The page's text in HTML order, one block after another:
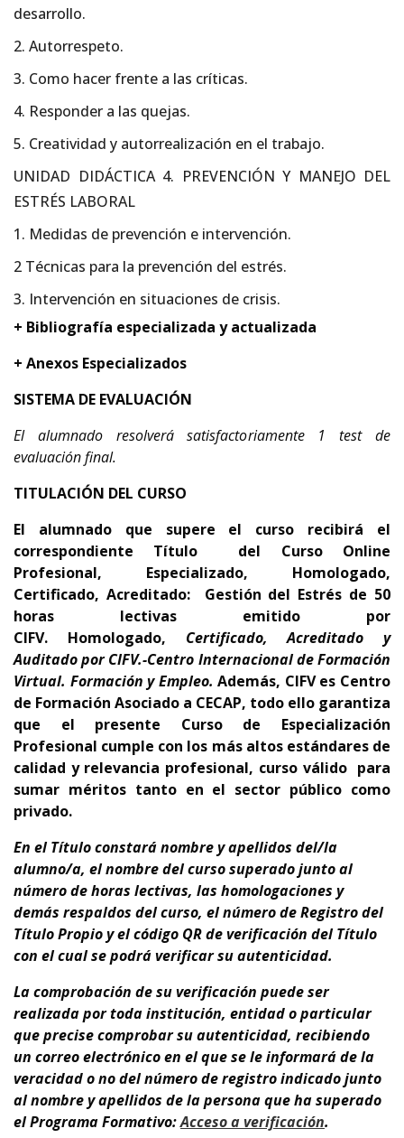
desarrollo.
2. Autorrespeto.
3. Como hacer frente a las críticas.
4. Responder a las quejas.
5. Creatividad y autorrealización en el trabajo.
UNIDAD DIDÁCTICA 4. PREVENCIÓN Y MANEJO DEL
ESTRÉS LABORAL
1. Medidas de prevención e intervención.
2 Técnicas para la prevención del estrés.
3. Intervención en situaciones de crisis.
+ Bibliografía especializada y actualizada
+ Anexos Especializados
SISTEMA DE EVALUACIÓN
El alumnado resolverá satisfactoriamente 1 test de
evaluación final.
TITULACIÓN DEL CURSO
El alumnado que supere el curso recibirá el
correspondiente Título del Curso Online
Profesional, Especializado, Homologado,
Certificado, Acreditado:
Gestión del Estrés de 50
horas lectivas emitido por
CIFV. Homologado, Certificado, Acreditado y
Auditado por CIFV.-Centro Internacional de Formación
Virtual. Formación y Empleo. Además, CIFV es Centro
de Formación Asociado a CECAP, todo ello garantiza
que el presente Curso de Especialización
Profesional cumple con los más altos estándares de
calidad y relevancia profesional, curso válido para
sumar méritos tanto en el sector público como
privado.
En el Títuloconstará nombre y apellidos del/la
alumno/a, el nombre del curso superado junto al
número de horas lectivas, las homologaciones y
demás respaldos del curso, el número de Registro del
Título Propio y el código QR de verificación del Título
con el cual se podrá verificar su autenticidad.
La comprobación de su verificación puede ser
realizada por toda institución, entidad o particular
que precise comprobar su autenticidad, recibiendo
un correo electrónico en el que se le informará de la
veracidad o no del número de registro indicado junto
al nombre y apellidos de la persona que ha superado
el Programa Formativo:Acceso a verificación.